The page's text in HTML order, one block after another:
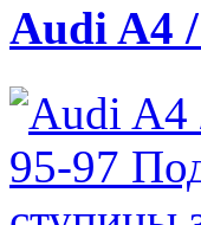
Audi A4